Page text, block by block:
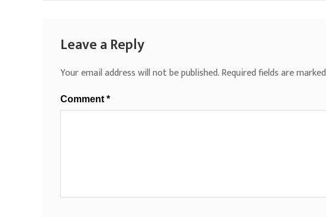
Leave a Reply
Your email address will not be published.Required fields are marked
Comment *